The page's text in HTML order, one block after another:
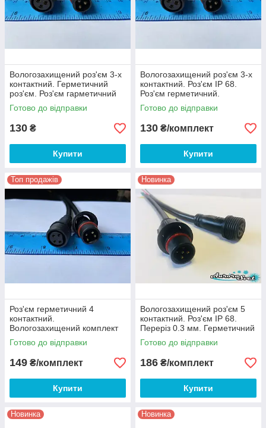
Вологозахищений роз'єм 3-х
контактний. Герметичний
роз'єм. Роз'єм гарметичний
3- контактний.M16.3pin
Готово до відправки
130 ₴
Купити
Вологозахищений роз'єм 3-х
контактний. Роз'єм IP 68.
Роз'єм герметичний.
Герметичний роз'єм 3
контактний.
Готово до відправки
130 ₴/комплект
Купити
Топ продажів
Роз'єм герметичний 4
контактний.
Вологозахищений комплект
роз'єму (мама + папа).
Герметичний роз'єм.IP67.4pin
Готово до відправки
149 ₴/комплект
Купити
Новинка
Вологозахищений роз'єм 5
контактний. Роз'єм IP 68.
Переріз 0.3 мм. Герметичний
роз'єм 5 контактів.
Готово до відправки
186 ₴/комплект
Купити
Новинка Новинка